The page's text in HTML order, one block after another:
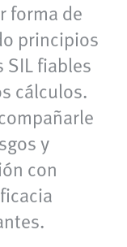
forma de
principios
fiables
cálculos.
y
con